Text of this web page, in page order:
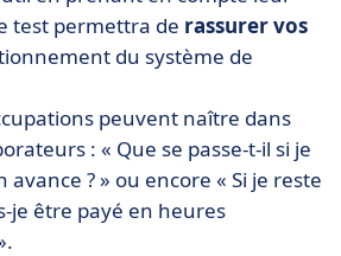
test permettra de rassurer vos
du système de
peuvent naître dans
: « Que se passe-t-il si je
? » ou encore « Si je reste
je être payé en heures